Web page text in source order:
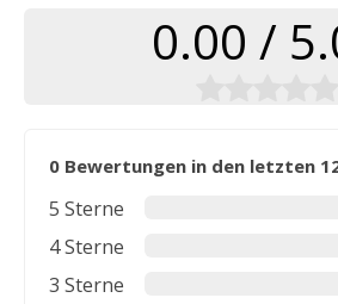
0.00 /
0 Bewertungen in den letzten
5 Sterne
4 Sterne
3 Sterne